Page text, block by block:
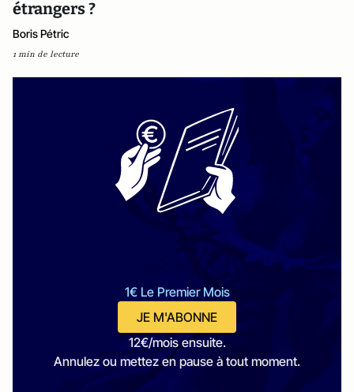
étrangers ?
Boris Pétric
1 min de lecture
1€ Le Premier Mois
JE M'ABONNE
12€/mois ensuite.
Annulez ou mettez en pause à tout moment.